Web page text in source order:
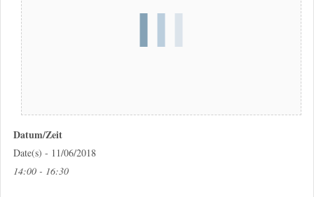
Datum/Zeit
Date(s) - 11/06/2018
14:00 - 16:30